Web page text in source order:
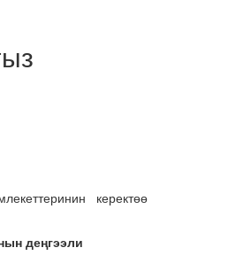
керектөө
деңгээли